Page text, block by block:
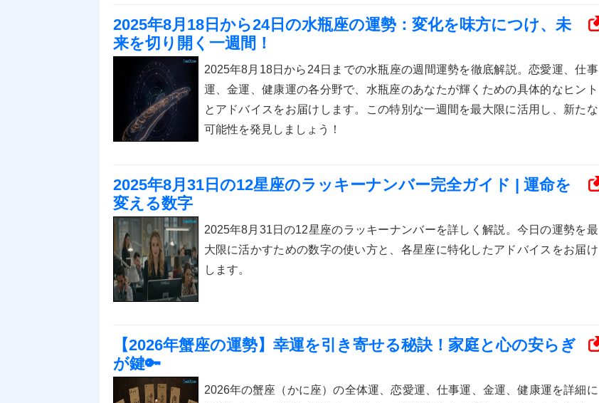
2025年8月18日から24日の水瓶座の運勢：変化を味方につけ、未
来を切り開く一週間！
2025年8月18日から24日までの水瓶座の週間運勢を徹底解説。恋愛運、仕事
運、金運、健康運の各分野で、水瓶座のあなたが輝くための具体的なヒント
とアドバイスをお届けします。この特別な一週間を最大限に活用し、新たな
可能性を発見しましょう！
2025年8月31日の12星座のラッキーナンバー完全ガイド | 運命を
変える数字
2025年8月31日の12星座のラッキーナンバーを詳しく解説。今日の運勢を最
大限に活かすための数字の使い方と、各星座に特化したアドバイスをお届け
します。
【2026年蟹座の運勢】幸運を引き寄せる秘訣！家庭と心の安らぎ
が鍵🔑
2026年の蟹座（かに座）の全体運、恋愛運、仕事運、金運、健康運を詳細に